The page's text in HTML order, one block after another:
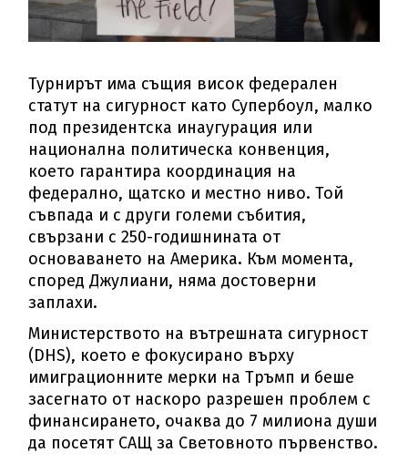
Турнирът има същия висок федерален
статут на сигурност като Супербоул, малко
под президентска инаугурация или
национална политическа конвенция,
което гарантира координация на
федерално, щатско и местно ниво. Той
съвпада и с други големи събития,
свързани с 250-годишнината от
основаването на Америка. Към момента,
според Джулиани, няма достоверни
заплахи.
Министерството на вътрешната сигурност
(DHS), което е фокусирано върху
имиграционните мерки на Тръмп и беше
засегнато от наскоро разрешен проблем с
финансирането, очаква до 7 милиона души
да посетят САЩ за Световното първенство.